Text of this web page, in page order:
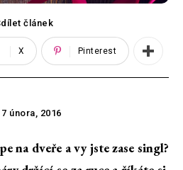
článek
X Pinterest
7 února, 2016
na dveře a vy jste zase singl?